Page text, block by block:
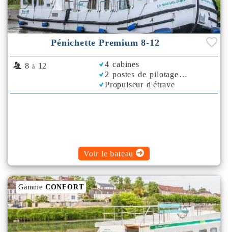
Pénichette Premium 8-12
8 à 12
4 cabines
2 postes de pilotage
Propulseur d'étrave
Voir le bateau
Gamme CONFORT